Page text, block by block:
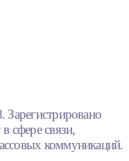
сфере связи,
коммуникаций.